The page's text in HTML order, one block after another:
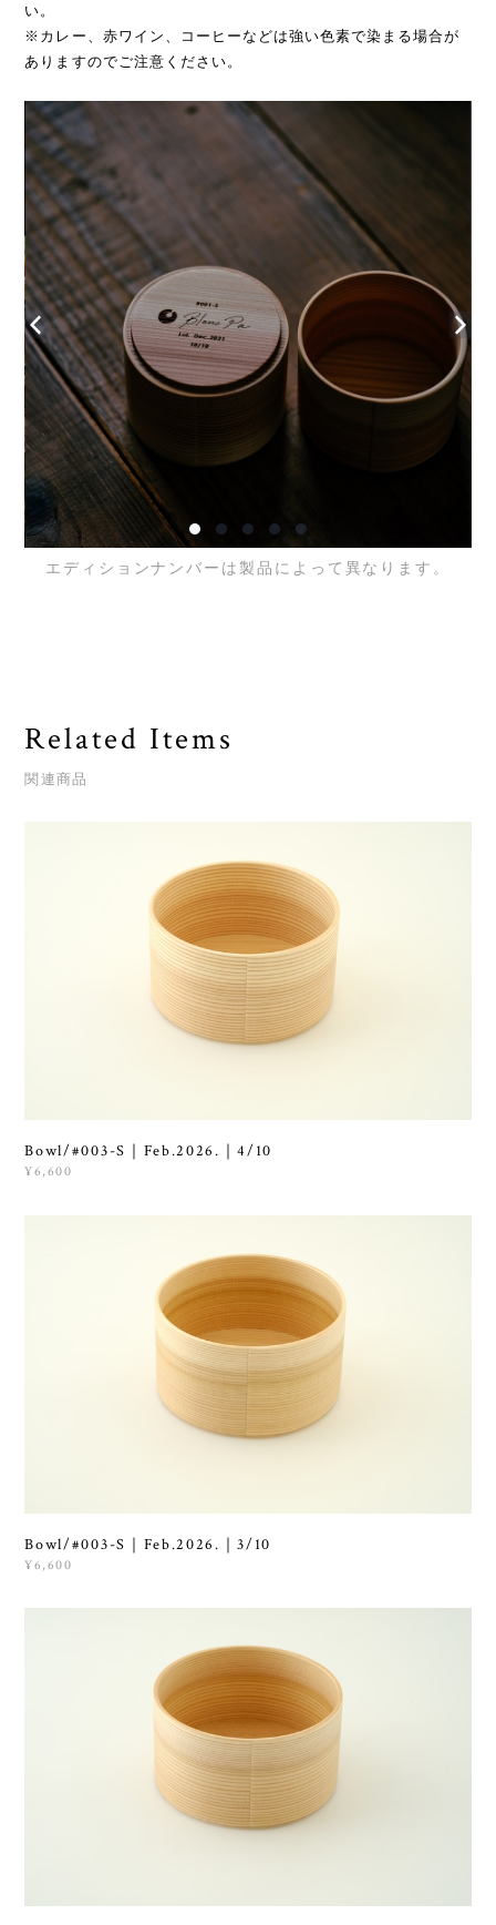
い。
※カレー、赤ワイン、コーヒーなどは強い色素で染まる場合が
ありますのでご注意ください。
エディションナンバーは製品によって異なります。
Related Items
関連商品
Bowl/#003-S｜Feb.2026.｜4/10
¥6,600
Bowl/#003-S｜Feb.2026.｜3/10
¥6,600